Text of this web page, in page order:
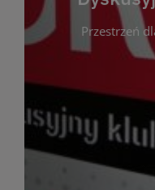
Przestrzeń
Dyskusyjny
miłośników
opiniami i
regularnie, by
różnych
okazja do